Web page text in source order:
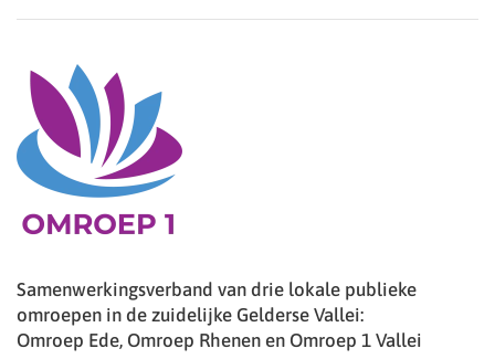
Samenwerkingsverband van drie lokale publieke
omroepen in de zuidelijke Gelderse Vallei:
Omroep Ede, Omroep Rhenen en Omroep 1 Vallei